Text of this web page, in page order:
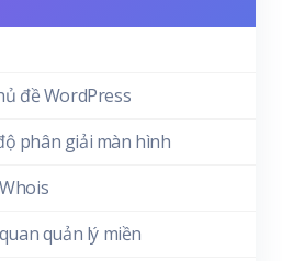
đề WordPress
phân giải màn hình
quản lý miền